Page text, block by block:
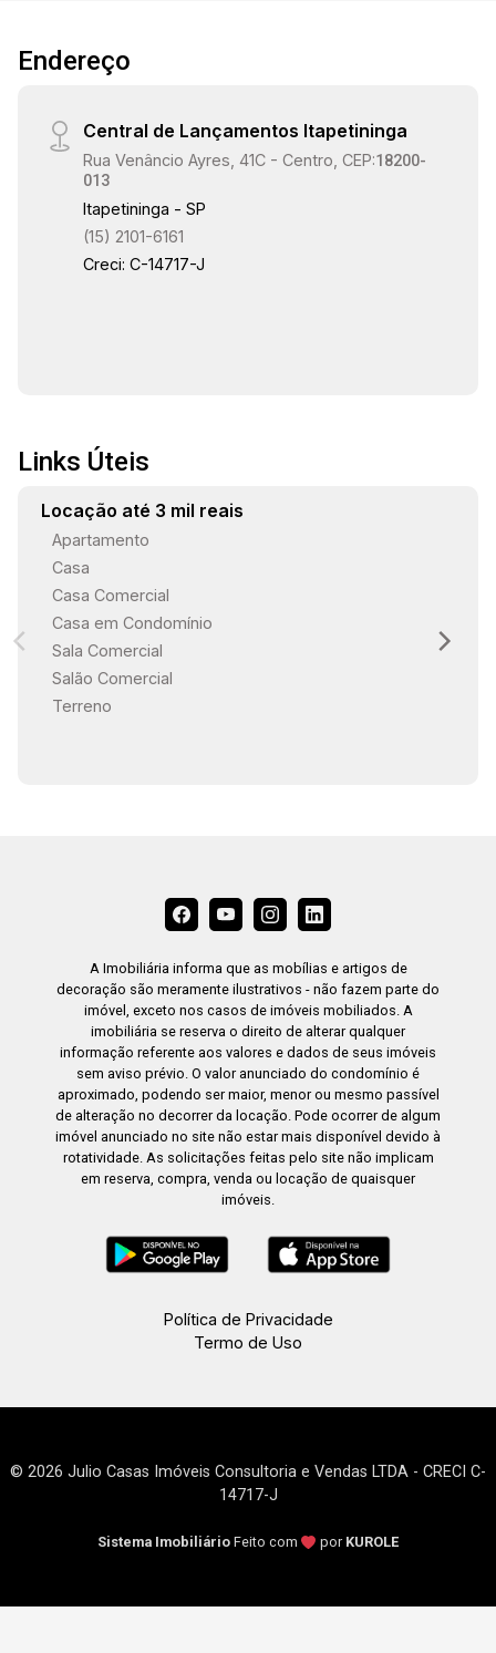
Endereço
Central de Lançamentos Itapetininga
Rua Venâncio Ayres, 41C - Centro, CEP:18200-
013
Itapetininga - SP
(15) 2101-6161
Creci: C-14717-J
Links Úteis
Locação até 3 mil reais
Apartamento
Casa
Casa Comercial
Casa em Condomínio
Sala Comercial
Salão Comercial
Terreno
A Imobiliária informa que as mobílias e artigos de
decoração são meramente ilustrativos - não fazem parte do
imóvel, exceto nos casos de imóveis mobiliados. A
imobiliária se reserva o direito de alterar qualquer
informação referente aos valores e dados de seus imóveis
sem aviso prévio. O valor anunciado do condomínio é
aproximado, podendo ser maior, menor ou mesmo passível
de alteração no decorrer da locação. Pode ocorrer de algum
imóvel anunciado no site não estar mais disponível devido à
rotatividade. As solicitações feitas pelo site não implicam
em reserva, compra, venda ou locação de quaisquer
imóveis.
Política de Privacidade
Termo de Uso
© 2026 Julio Casas Imóveis Consultoria e Vendas LTDA - CRECI C-
14717-J
Sistema Imobiliário Feito com por KUROLE